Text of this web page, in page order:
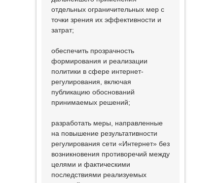
отдельных ограничительных мер с
точки зрения их эффективности и
затрат;
обеспечить прозрачность
формирования и реализации
политики в сфере интернет-
регулирования, включая
публикацию обоснований
принимаемых решений;
разработать меры, направленные
на повышение результативности
регулирования сети «Интернет» без
возникновения противоречий между
целями и фактическими
последствиями реализуемых